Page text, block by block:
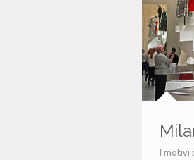
I motivi